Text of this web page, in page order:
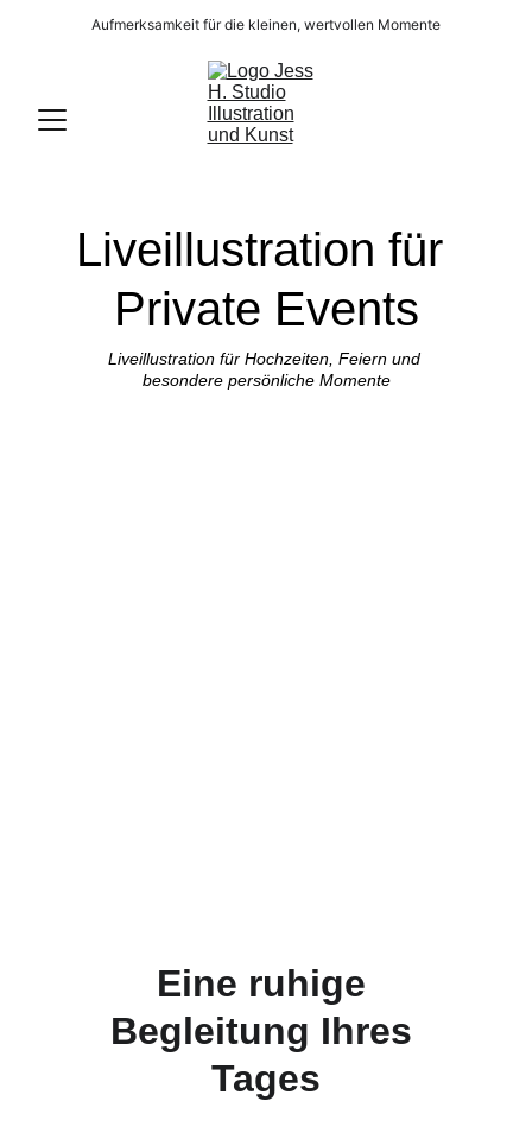
Aufmerksamkeit für die kleinen, wertvollen Momente
Liveillustration für
Private Events
Liveillustration für Hochzeiten, Feiern und
besondere persönliche Momente
Eine ruhige
Begleitung Ihres
Tages